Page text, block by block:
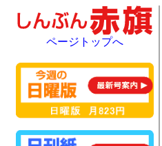
ページトップへ